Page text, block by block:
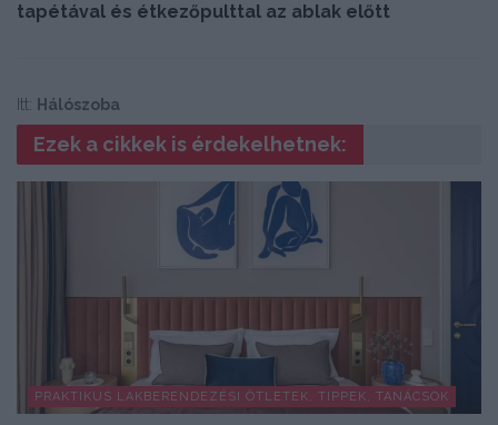
tapétával és étkezőpulttal az ablak előtt
Itt: Hálószoba
Ezek a cikkek is érdekelhetnek:
PRAKTIKUS LAKBERENDEZÉSI ÖTLETEK, TIPPEK, TANÁCSOK